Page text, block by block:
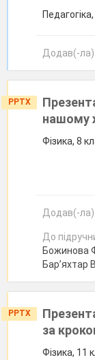
Додав(-ла)
PPTX
нашому
Фізика, 8
Додав(-ла)
До
Божинова
Бар’яхтар
PPTX
за
Фізика, 11